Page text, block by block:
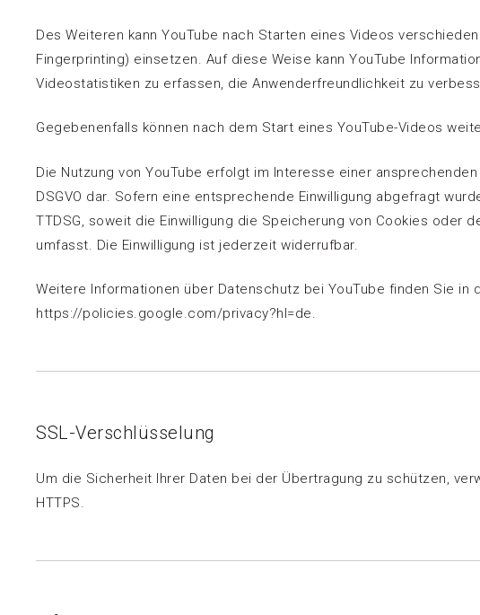
Des Weiteren kann YouTube nach Starten eines Videos
Fingerprinting) einsetzen. Auf diese Weise kann YouTube
Videostatistiken zu erfassen, die Anwenderfreundlichkeit zu
Gegebenenfalls können nach dem Start eines YouTube-Videos
Die Nutzung von YouTube erfolgt im Interesse einer
DSGVO dar. Sofern eine entsprechende Einwilligung abgefragt
TTDSG, soweit die Einwilligung die Speicherung von Cookies oder
umfasst. Die Einwilligung ist jederzeit widerrufbar.
Weitere Informationen über Datenschutz bei YouTube finden Sie in
https://policies.google.com/privacy?hl=de.
SSL-Verschlüsselung
Um die Sicherheit Ihrer Daten bei der Übertragung zu schützen,
HTTPS.